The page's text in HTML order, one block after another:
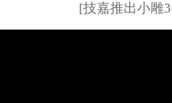
[技嘉推出小雕